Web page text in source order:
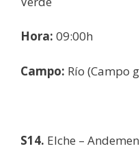
Hora: 09:00h
Campo: Río (Campo
S14. Elche –